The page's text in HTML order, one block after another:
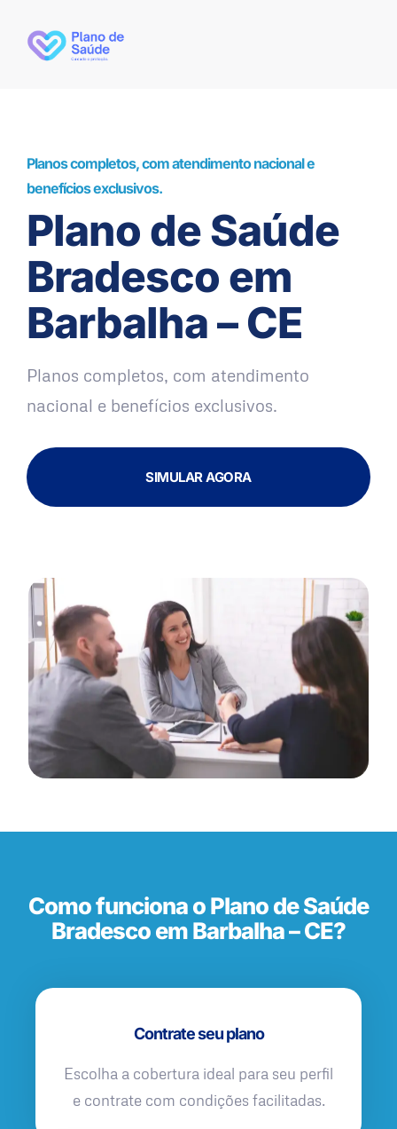
Planos completos, com atendimento nacional e
benefícios exclusivos.
Plano de Saúde
Bradesco em
Barbalha – CE
Planos completos, com atendimento
nacional e benefícios exclusivos.
SIMULAR AGORA
Como funciona o Plano de Saúde
Bradesco em Barbalha – CE?
Contrate seu plano
Escolha a cobertura ideal para seu perfil
e contrate com condições facilitadas.